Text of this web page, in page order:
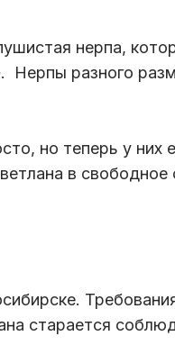
нерпа,
Нерпы разного
но теперь у них
в свободное
старается